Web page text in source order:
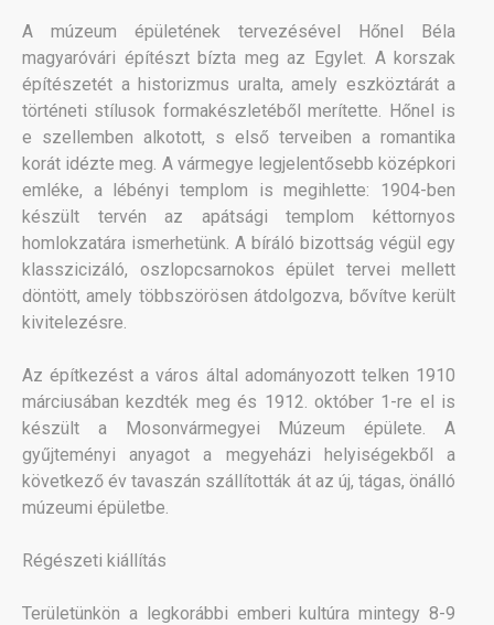
A múzeum épületének tervezésével Hőnel Béla
magyaróvári építészt bízta meg az Egylet. A korszak
építészetét a historizmus uralta, amely eszköztárát a
történeti stílusok formakészletéből merítette. Hőnel is
e szellemben alkotott, s első terveiben a romantika
korát idézte meg. A vármegye legjelentősebb középkori
emléke, a lébényi templom is megihlette: 1904-ben
készült tervén az apátsági templom kéttornyos
homlokzatára ismerhetünk. A bíráló bizottság végül egy
klasszicizáló, oszlopcsarnokos épület tervei mellett
döntött, amely többszörösen átdolgozva, bővítve került
kivitelezésre.
Az építkezést a város által adományozott telken 1910
márciusában kezdték meg és 1912. október 1-re el is
készült a Mosonvármegyei Múzeum épülete. A
gyűjteményi anyagot a megyeházi helyiségekből a
következő év tavaszán szállították át az új, tágas, önálló
múzeumi épületbe.
Régészeti kiállítás
Területünkön a legkorábbi emberi kultúra mintegy 8-9